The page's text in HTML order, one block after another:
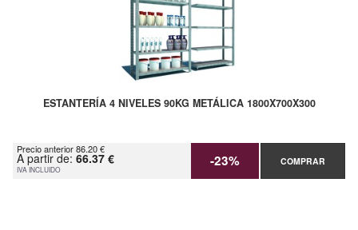
ESTANTERÍA 4 NIVELES 90KG METÁLICA 1800X700X300
Precio anterior 86.20 €
A partir de: 66.37 €
IVA INCLUIDO -23% COMPRAR